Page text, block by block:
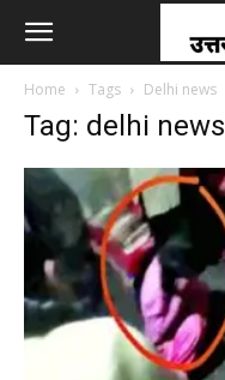
Home Tags Delhi news
Tag: delhi news